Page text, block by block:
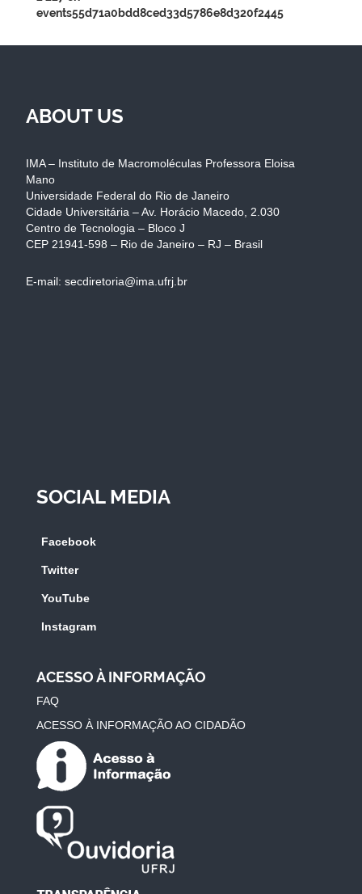
events55d71a0bdd8ced33d5786e8d320f2445
ABOUT US
IMA – Instituto de Macromoléculas Professora Eloisa
Mano
Universidade Federal do Rio de Janeiro
Cidade Universitária – Av. Horácio Macedo, 2.030
Centro de Tecnologia – Bloco J
CEP 21941-598 – Rio de Janeiro – RJ – Brasil
E-mail: secdiretoria@ima.ufrj.br
SOCIAL MEDIA
Facebook
Twitter
YouTube
Instagram
ACESSO À INFORMAÇÃO
FAQ
ACESSO À INFORMAÇÃO AO CIDADÃO